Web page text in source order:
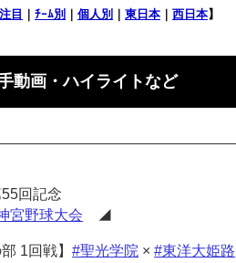
注目 ﾁｰﾑ別 個人別 東日本 西日本】
動画・ハイライトなど
記念
宮野球大会 ◢
部 1回戦】#聖光学院 ×#東洋大姫路